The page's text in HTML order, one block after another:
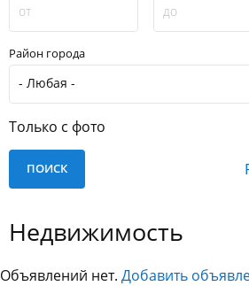
Район города
Только с фото
Недвижимость
Объявлений нет. Добавить